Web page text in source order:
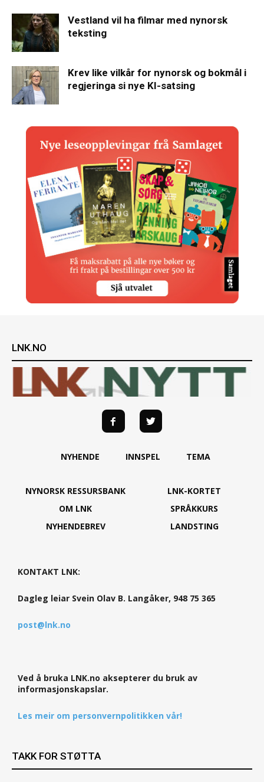
Vestland vil ha filmar med nynorsk
teksting
Krev like vilkår for nynorsk og bokmål i
regjeringa si nye KI-satsing
LNK.NO
NYHENDE INNSPEL TEMA
NYNORSK RESSURSBANK
OM LNK
NYHENDEBREV
LNK-KORTET
SPRÅKKURS
LANDSTING
KONTAKT LNK:
Dagleg leiar Svein Olav B. Langåker, 948 75 365
post@lnk.no
Ved å bruka LNK.no aksepterer du bruk av
informasjonskapslar.
Les meir om personvernpolitikken vår!
TAKK FOR STØTTA